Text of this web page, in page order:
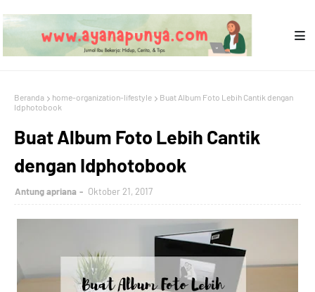
Beranda home-organization-lifestyle
Buat Album Foto Lebih Cantik dengan
Idphotobook
Buat Album Foto Lebih Cantik
dengan Idphotobook
Antung apriana Oktober 21, 2017